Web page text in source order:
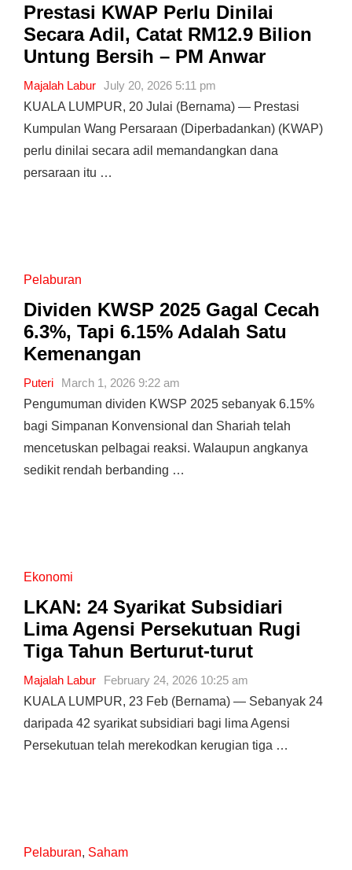
Prestasi KWAP Perlu Dinilai
Secara Adil, Catat RM12.9 Bilion
Untung Bersih – PM Anwar
Majalah Labur July 20, 2026 5:11 pm
KUALA LUMPUR, 20 Julai (Bernama) — Prestasi
Kumpulan Wang Persaraan (Diperbadankan) (KWAP)
perlu dinilai secara adil memandangkan dana
persaraan itu …
Pelaburan
Dividen KWSP 2025 Gagal Cecah
6.3%, Tapi 6.15% Adalah Satu
Kemenangan
Puteri
March 1, 2026 9:22 am
Pengumuman dividen KWSP 2025 sebanyak 6.15%
bagi Simpanan Konvensional dan Shariah telah
mencetuskan pelbagai reaksi. Walaupun angkanya
sedikit rendah berbanding …
Ekonomi
LKAN: 24 Syarikat Subsidiari
Lima Agensi Persekutuan Rugi
Tiga Tahun Berturut-turut
Majalah Labur
February 24, 2026 10:25 am
KUALA LUMPUR, 23 Feb (Bernama) — Sebanyak 24
daripada 42 syarikat subsidiari bagi lima Agensi
Persekutuan telah merekodkan kerugian tiga …
Pelaburan, Saham